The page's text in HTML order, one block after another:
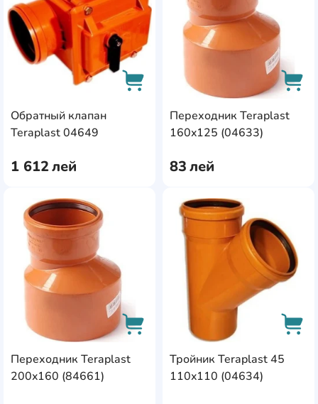
Обратный клапан
Teraplast 04649
1 612лей
AddCardToCart
Переходник Teraplast
160x125 (04633)
83лей
Переходник Teraplast
200x160 (84661)
AddCardToFavourite
AddCardToCart
Тройник Teraplast 45
110x110 (04634)